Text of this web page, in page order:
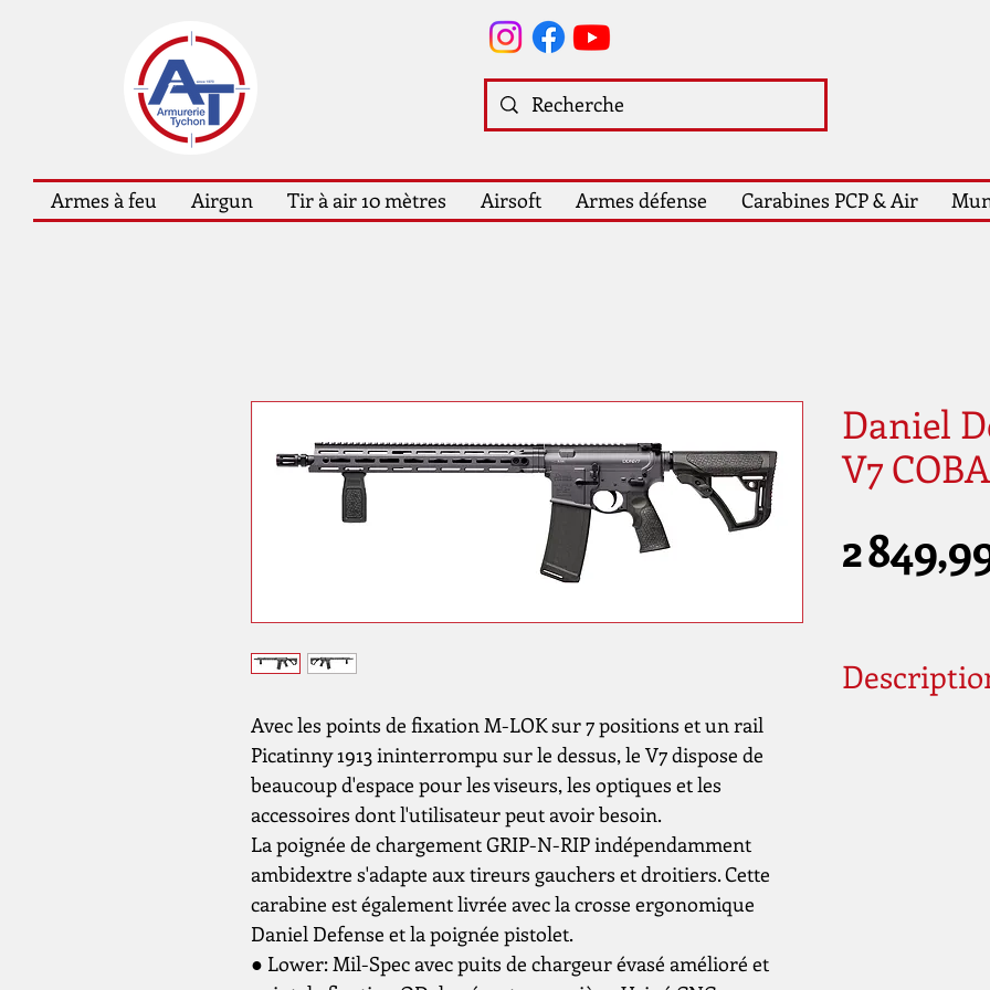
Armes à feu Airgun Tir à air 10 mètres Airsoft Armes défense Carabines PCP & Air
Avec les points de fixation M-LOK sur 7 positions et un rail
Picatinny 1913 ininterrompu sur le dessus, le V7 dispose de
beaucoup d'espace pour les viseurs, les optiques et les
accessoires dont l'utilisateur peut avoir besoin.
La poignée de chargement GRIP-N-RIP indépendamment
ambidextre s'adapte aux tireurs gauchers et droitiers. Cette
carabine est également livrée avec la crosse ergonomique
Daniel Defense et la poignée pistolet.
● Lower: Mil-Spec avec puits de chargeur évasé amélioré et
Daniel
V7
2